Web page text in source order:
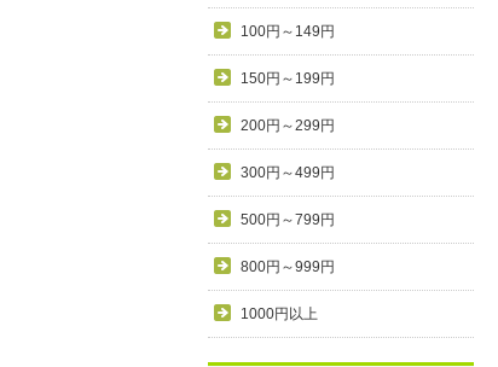
100円～149円
150円～199円
200円～299円
300円～499円
500円～799円
800円～999円
1000円以上